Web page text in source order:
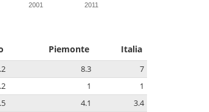
2001 2011
Piemonte Italia
8.3
7
1
1
4.1
3.4